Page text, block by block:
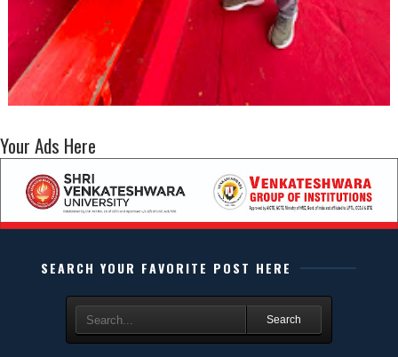
Your Ads Here
SEARCH YOUR FAVORITE POST HERE
Search